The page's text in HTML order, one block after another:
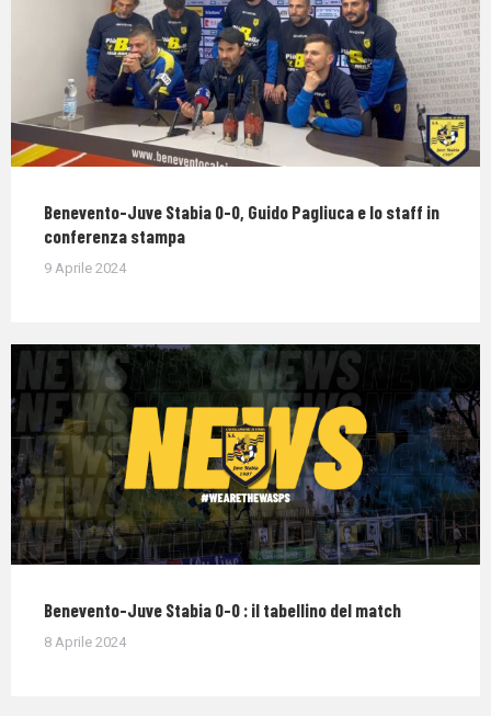
Benevento-Juve Stabia 0-0, Guido Pagliuca e lo staff in
conferenza stampa
9 Aprile 2024
Benevento-Juve Stabia 0-0 : il tabellino del match
8 Aprile 2024